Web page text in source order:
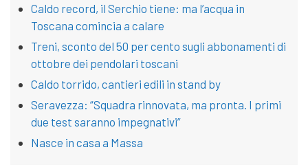
Caldo record, il Serchio tiene: ma l’acqua in
Toscana comincia a calare
Treni, sconto del 50 per cento sugli abbonamenti di
ottobre dei pendolari toscani
Caldo torrido, cantieri edili in stand by
Seravezza: “Squadra rinnovata, ma pronta. I primi
due test saranno impegnativi”
Nasce in casa a Massa